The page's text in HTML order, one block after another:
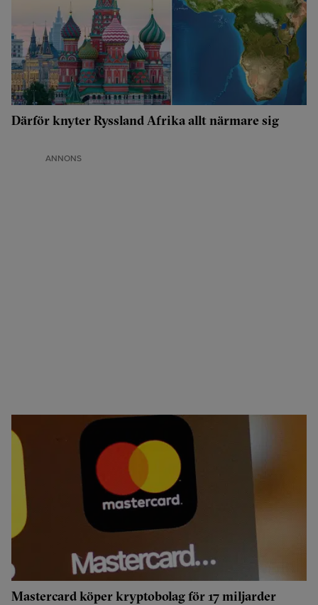
Därför knyter Ryssland Afrika allt närmare sig
ANNONS
Mastercard köper kryptobolag för 17 miljarder